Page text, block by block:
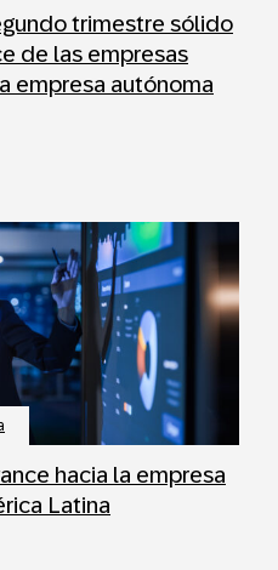
trimestre sólido
de las empresas
empresa autónoma
hacia la empresa
Latina